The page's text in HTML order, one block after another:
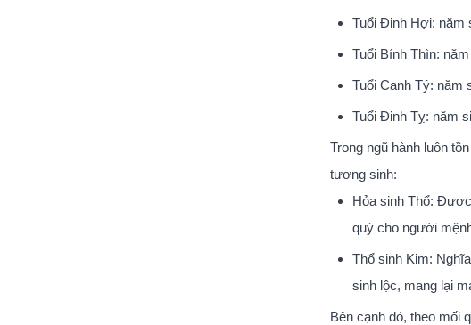
Tuổi Đinh Hợi: năm
Tuổi Bính Thìn:
Tuổi Canh Tý: năm
Tuổi Đinh Tỵ: năm
Trong ngũ hành luôn
tương sinh:
Hỏa sinh Thổ:
quý cho người
Thổ sinh Kim:
sinh lộc, mang lại
Bên cạnh đó, theo mối